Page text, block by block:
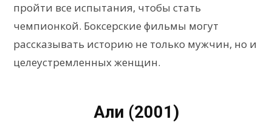
пройти все испытания, чтобы стать
чемпионкой. Боксерские фильмы могут
рассказывать историю не только мужчин, но и
целеустремленных женщин.
Али (2001)